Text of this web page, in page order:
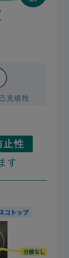
充填性
⽌性
す